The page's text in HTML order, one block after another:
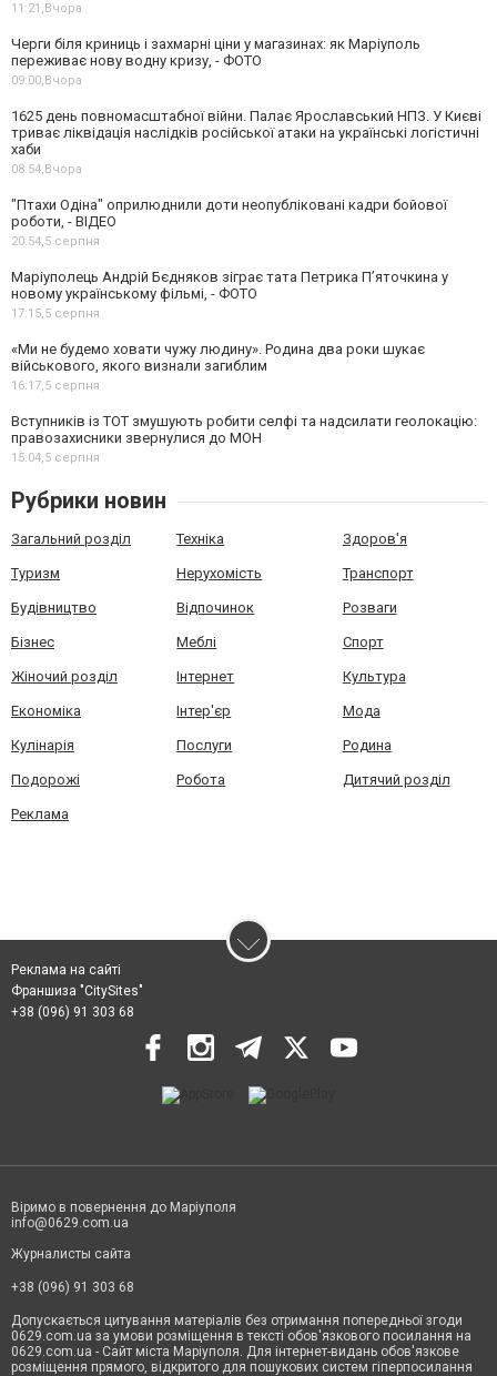
11:21,Вчора
Черги біля криниць і захмарні ціни у магазинах: як Маріуполь
переживає нову водну кризу, - ФОТО
09:00,Вчора
1625 день повномасштабної війни. Палає Ярославський НПЗ. У Києві
триває ліквідація наслідків російської атаки на українські логістичні
хаби
08:54,Вчора
"Птахи Одіна" оприлюднили доти неопубліковані кадри бойової
роботи, - ВІДЕО
20:54,5 серпня
Маріуполець Андрій Бєдняков зіграє тата Петрика П’яточкина у
новому українському фільмі, - ФОТО
17:15,5 серпня
«Ми не будемо ховати чужу людину». Родина два роки шукає
військового, якого визнали загиблим
16:17,5 серпня
Вступників із ТОТ змушують робити селфі та надсилати геолокацію:
правозахисники звернулися до МОН
15:04,5 серпня
Рубрики новин
Загальний розділ Техніка Здоров'я
Туризм Нерухомість Транспорт
Будівництво Відпочинок Розваги
Бізнес Меблі Спорт
Жіночий розділ Інтернет Культура
Економіка Інтер'єр Мода
Кулінарія Послуги Родина
Подорожі Робота Дитячий розділ
Реклама
Реклама на сайті
Франшиза "CitySites"
+38 (096) 91 303 68
Віримо в повернення до Маріуполя
info@0629.com.ua
Журналисты сайта
+38 (096) 91 303 68
Допускається цитування матеріалів без отримання попередньої згоди
0629.com.ua за умови розміщення в тексті обов'язкового посилання на
0629.com.ua - Сайт міста Маріуполя. Для інтернет-видань обов'язкове
розміщення прямого, відкритого для пошукових систем гіперпосилання